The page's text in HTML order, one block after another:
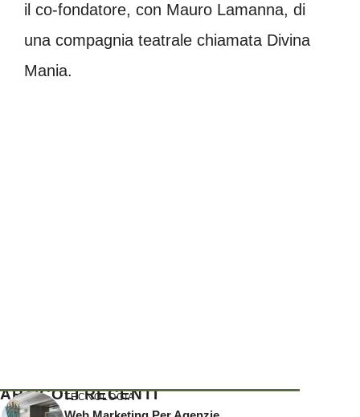
il co-fondatore, con Mauro Lamanna, di
una compagnia teatrale chiamata Divina
Mania.
ARTICOLI RECENTI
TECNOLOGIA